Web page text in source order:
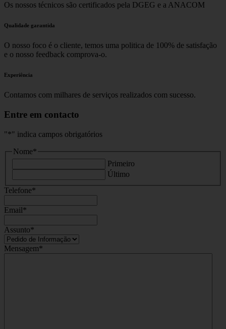
Os nossos técnicos são certificados pela DGEG e a ANACOM
Qualidade garantida
O nosso foco é o cliente, temos uma politica de 100% de satisfação
e o nosso feedback comprova-o.
Experiência
Contamos com milhares de serviços realizados com sucesso.
Entre em contacto
"*" indica campos obrigatórios
Nome*
Primeiro
Último
Telefone*
Email*
Assunto*
Mensagem*